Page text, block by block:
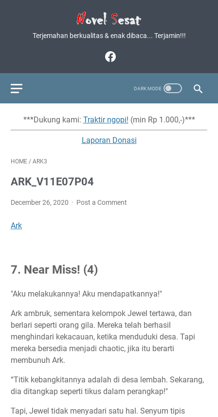
Terjemahan berkualitas & enak dibaca... Terjamin!!!
***Dukung kami: Traktir ngopi! (min Rp 1.000,-)***
Laporan Donasi
HOME / ARK3
ARK_V11E07P04
December 26, 2020 Post a Comment
Ark
7. Near Miss! (4)
"Aku melakukannya! Aku mendapatkannya!"
Ark ambruk, sementara kelompok Jewel tertawa, dan
berlari seperti orang gila. Mereka telah berhasil
menghindari kekacauan, ketika menduduki desa. Tapi
mereka bersedia menjadi chaotic, jika itu berarti
membunuh Ark.
“Titik kebangkitannya adalah di desa lembah. Sekarang,
dia ditangkap seperti tikus dalam perangkap!"
Tapi, Jewel tidak menyadari satu hal. Senyum tipis